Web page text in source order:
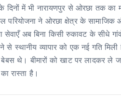
में भी नारायणपुर से ओरछा तक का
परियोजना ने ओरछा क्षेत्र के सामाजिक
सेवाएँ अब बिना किसी रुकावट के
से स्थानीय व्यापार को एक नई गति
थे। बीमारों को खाट पर लादकर ले
रास्ता है।